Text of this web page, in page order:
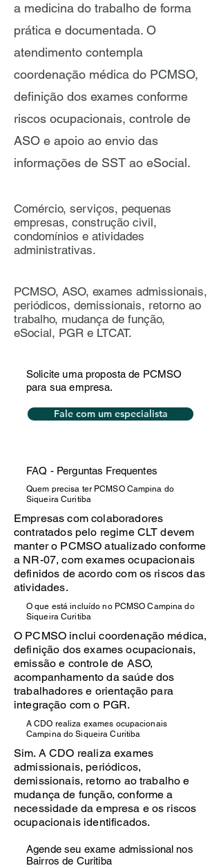
a medicina do trabalho de forma
prática e documentada. O
atendimento contempla
coordenação médica do PCMSO,
definição dos exames conforme
riscos ocupacionais, controle de
ASO e apoio ao envio das
informações de SST ao eSocial.
Comércio, serviços, pequenas
empresas, construção civil,
condomínios e atividades
administrativas.
PCMSO, ASO, exames admissionais,
periódicos, demissionais, retorno ao
trabalho, mudança de função,
eSocial, PGR e LTCAT.
Solicite uma proposta de PCMSO
para sua empresa.
Fale com um especialista
FAQ - Perguntas Frequentes
Quem precisa ter PCMSO Campina do
Siqueira Curitiba
Empresas com colaboradores
contratados pelo regime CLT devem
manter o PCMSO atualizado conforme
a NR-07, com exames ocupacionais
definidos de acordo com os riscos das
atividades.
O que está incluído no PCMSO Campina do
Siqueira Curitiba
O PCMSO inclui coordenação médica,
definição dos exames ocupacionais,
emissão e controle de ASO,
acompanhamento da saúde dos
trabalhadores e orientação para
integração com o PGR.
A CDO realiza exames ocupacionais
Campina do Siqueira Curitiba
Sim. A CDO realiza exames
admissionais, periódicos,
demissionais, retorno ao trabalho e
mudança de função, conforme a
necessidade da empresa e os riscos
ocupacionais identificados.
Agende seu exame admissional nos
Bairros de Curitiba